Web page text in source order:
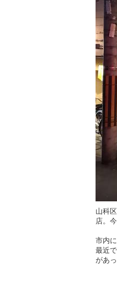
山科
店。
市内
最近
があ